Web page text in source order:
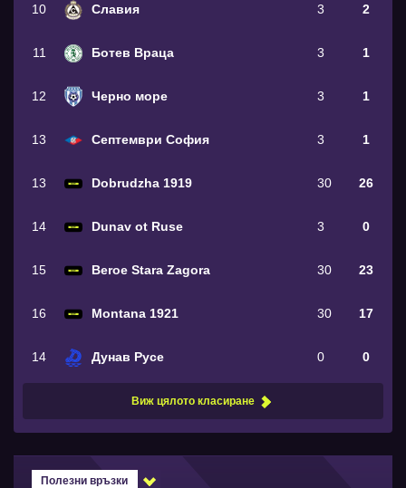
10 Славия 3 2
11 Ботев Враца 3 1
12 Черно море 3 1
13 Септември София 3 1
13 Dobrudzha 1919 30 26
14 Dunav ot Ruse 3 0
15 Beroe Stara Zagora 30 23
16 Montana 1921 30 17
14 Дунав Русе 0 0
Виж цялото класиране
Полезни връзки